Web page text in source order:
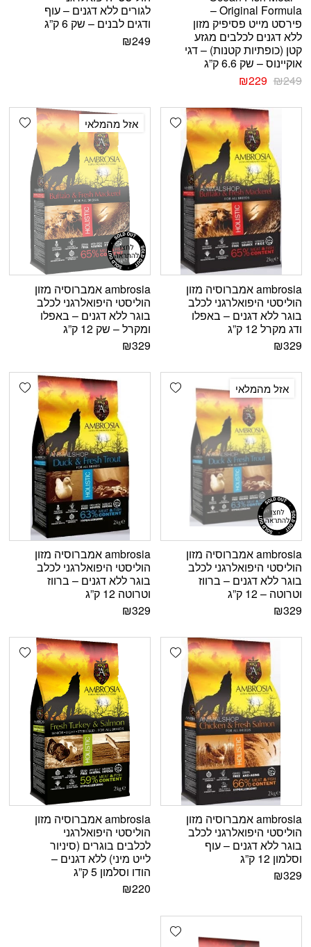
Original Formula –
פירסט מייט פסיפיק מזון
ללא דגנים לכלבים מגזע
קטן (כופתיות קטנות) – דגי
אוקיינוס – שק 6.6 ק”ג
₪249
₪229
לגורים ללא דגנים – עוף
ודגים לבנים – שק 6 ק”ג
₪249
Add wishlist
ambrosia אמברוסיה מזון
הוליסטי היפואלרגני לכלב
בוגר ללא דגנים – באפלו
ודג מקרל 12 ק”ג
₪329
אזל מהמלאי
ambrosia אמברוסיה מזון
הוליסטי היפואלרגני לכלב
בוגר ללא דגנים – באפלו
ומקרל – שק 12 ק”ג
₪329
Add wishlist אזל מהמלאי
ambrosia אמברוסיה מזון
הוליסטי היפואלרגני לכלב
בוגר ללא דגנים – ברווז
וטרוטה – 12 ק”ג
₪329
ambrosia אמברוסיה מזון
הוליסטי היפואלרגני לכלב
בוגר ללא דגנים – ברווז
וטרוטה 12 ק”ג
₪329
Add wishlist
ambrosia אמברוסיה מזון
הוליסטי היפואלרגני לכלב
בוגר ללא דגנים – עוף
וסלמון 12 ק”ג
₪329
ambrosia אמברוסיה מזון
הוליסטי היפואלרגני
לכלבים בוגרים (סיניור
לייט מיני) ללא דגנים –
הודו וסלמון 5 ק”ג
₪220
Add wishlist